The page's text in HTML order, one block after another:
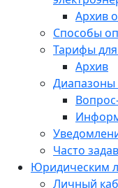
Архив
Способы
Тарифы
Архив
Диапазоны
Часто
Юридическим
Личный